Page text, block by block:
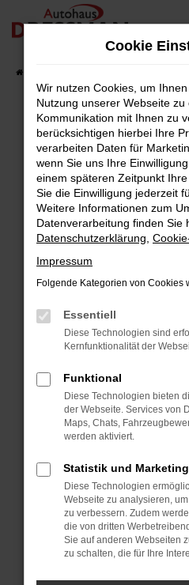
Zum
Hauptinhalt
Fehler: Network
Beim Laden ist ein Fehler
Hier sind ein paar Tipps,
Überprüfe deine
Internetverbindung.
Laden andere
Manche Erweiterungen,
können das Laden
verhindern. Funktioniert
Fenster?
Starte dein Gerät neu.
Das kann manchmal
Probleme zu beheben.
Stelle sicher, dass
Betriebssystem auf
sind.
Veraltete Software
Sicherheitsrisiko,
führen, dass bestimmte
Cookie
Wir nutzen Cookies, um
Nutzung unserer Webseite
Kommunikation mit Ihnen zu
berücksichtigen hierbei Ihre
verarbeiten Daten für
wenn Sie uns Ihre
einem späteren Zeitpunkt
Sie die Einwilligung jederzeit
Weitere Informationen zum
Datenverarbeitung finden Sie
Datenschutzerklärung
Impressum
Folgende Kategorien von Cookies
Essentiell
Diese Technologien sind
Kernfunktionalität der
Funktional
Diese Technologien bieten
der Webseite. Services von
Maps, Chats,
werden aktiviert.
Statistik und Marketing
Diese Technologien
Webseite zu analysieren,
zu verbessern. Zudem
die von dritten
Sie auf anderen Webseiten
zu schalten, die für Ihre